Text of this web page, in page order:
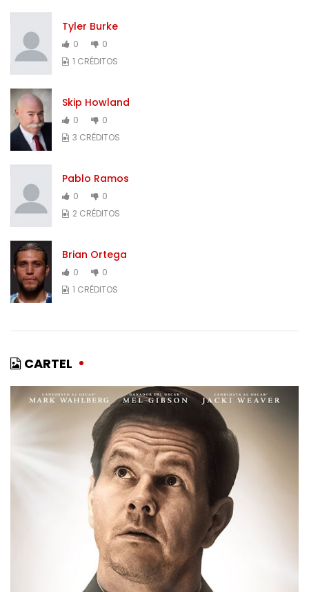
Tyler Burke
0
0
1 CRÉDITOS
Skip Howland
0
0
3 CRÉDITOS
Pablo Ramos
0
0
2 CRÉDITOS
Brian Ortega
0
0
1 CRÉDITOS
CARTEL